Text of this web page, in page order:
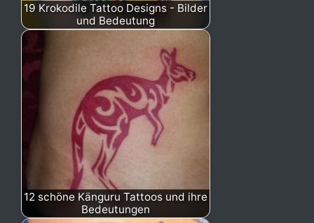
19 Krokodile Tattoo Designs - Bilder
und Bedeutung
12 schöne Känguru Tattoos und ihre
Bedeutungen